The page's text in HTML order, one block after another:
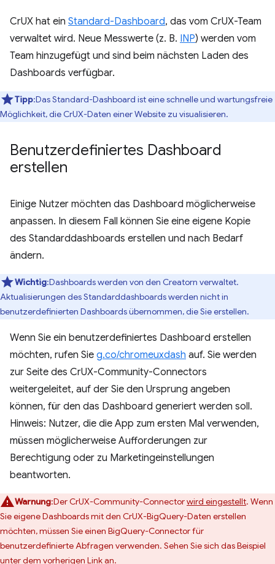
CrUX hat ein Standard-Dashboard, das vom CrUX-Team
verwaltet wird. Neue Messwerte (z. B. INP) werden vom
Team hinzugefügt und sind beim nächsten Laden des
Dashboards verfügbar.
Tipp:Das Standard-Dashboard ist eine schnelle und wartungsfreie
Möglichkeit, die CrUX-Daten einer Website zu visualisieren.
Benutzerdefiniertes Dashboard
erstellen
Einige Nutzer möchten das Dashboard möglicherweise
anpassen. In diesem Fall können Sie eine eigene Kopie
des Standarddashboards erstellen und nach Bedarf
ändern.
Wichtig:Dashboards werden von den Creatorn verwaltet.
Aktualisierungen des Standarddashboards werden nicht in
benutzerdefinierten Dashboards übernommen, die Sie erstellen.
Wenn Sie ein benutzerdefiniertes Dashboard erstellen
möchten, rufen Sie g.co/chromeuxdash auf. Sie werden
zur Seite des CrUX-Community-Connectors
weitergeleitet, auf der Sie den Ursprung angeben
können, für den das Dashboard generiert werden soll.
Hinweis: Nutzer, die die App zum ersten Mal verwenden,
müssen möglicherweise Aufforderungen zur
Berechtigung oder zu Marketingeinstellungen
beantworten.
Warnung:Der CrUX-Community-Connectorwird eingestellt. Wenn
Sie eigene Dashboards mit den CrUX-BigQuery-Daten erstellen
möchten, müssen Sie einen BigQuery-Connector für
benutzerdefinierte Abfragen verwenden. Sehen Sie sich das Beispiel
unter dem vorherigen Link an.